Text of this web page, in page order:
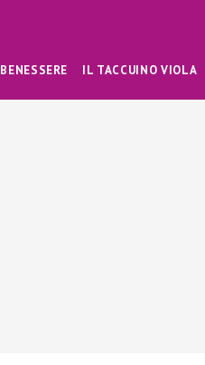
BENESSERE IL TACCUINO VIOLA